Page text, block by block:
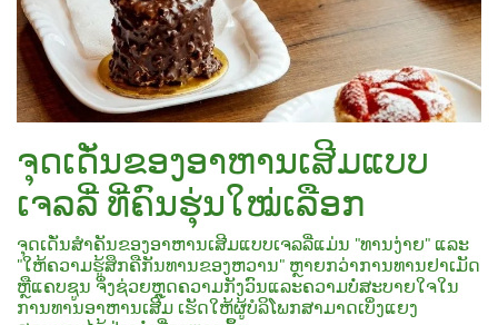
ຈຸດເດັ່ນຂອງອາຫານເສີມແບບ
ເຈລລີ່ ທີ່ຄົນຮຸ່ນໃໝ່ເລືອກ
ຈຸດເດັ່ນສຳຄັນຂອງອາຫານເສີມແບບເຈລລີ່ແມ່ນ "ທານງ່າຍ" ແລະ
"ໃຫ້ຄວາມຮູ້ສຶກຄືກັນທານຂອງຫວານ" ຫຼາຍກວ່າການທານຢາເມັດ
ຫຼືແຄບຊູນ ຈຶ່ງຊ່ວຍຫຼຸດຄວາມກັງວົນແລະຄວາມບໍ່ສະບາຍໃຈໃນ
ການທານອາຫານເສີມ ເຮັດໃຫ້ຜູ້ບໍລິໂພກສາມາດເບິ່ງແຍງ